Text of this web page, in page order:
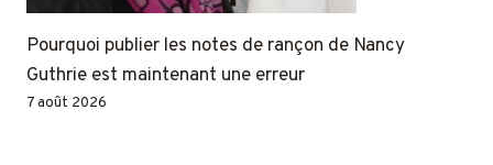
Pourquoi publier les notes de rançon de Nancy
Guthrie est maintenant une erreur
7 août 2026